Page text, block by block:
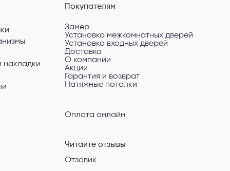
накладки
Покупателям
Замер
Установка межкомнатных дверей
Установка входных дверей
Доставка
О компании
Акции
Гарантия и возврат
Натяжные потолки
Оплата онлайн
Читайте отзывы
Отзовик